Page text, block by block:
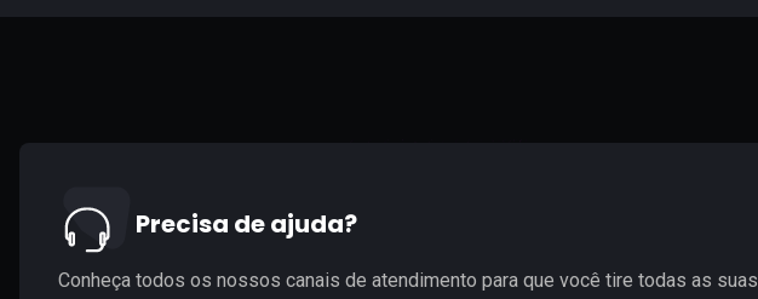
Precisa de ajuda?
Conheça todos os nossos canais de atendimento para que você tire todas as suas